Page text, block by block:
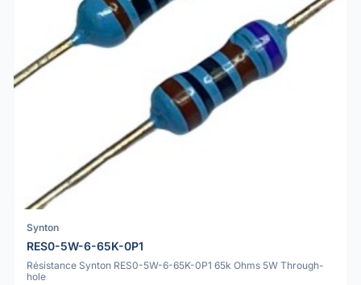
Synton
RES0-5W-6-65K-0P1
Résistance Synton RES0-5W-6-65K-0P1 65k Ohms 5W Through-
hole